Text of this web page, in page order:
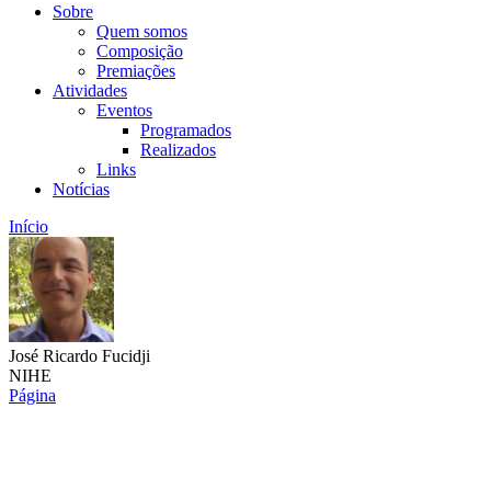
Sobre
Quem somos
Composição
Premiações
Atividades
Eventos
Programados
Realizados
Links
Notícias
Início
José Ricardo Fucidji
NIHE
Página